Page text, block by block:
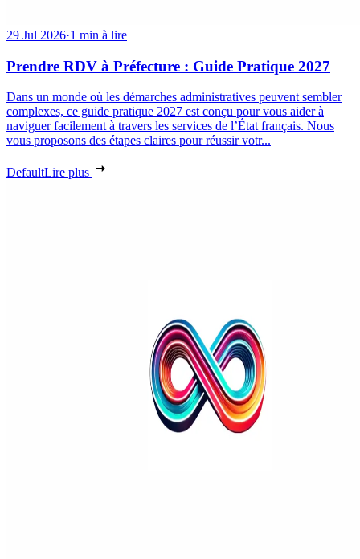
29 Jul 2026·1 min à lire
Prendre RDV à Préfecture : Guide Pratique 2027
Dans un monde où les démarches administratives peuvent sembler
complexes, ce guide pratique 2027 est conçu pour vous aider à
naviguer facilement à travers les services de l’État français. Nous
vous proposons des étapes claires pour réussir votr...
DefaultLire plus